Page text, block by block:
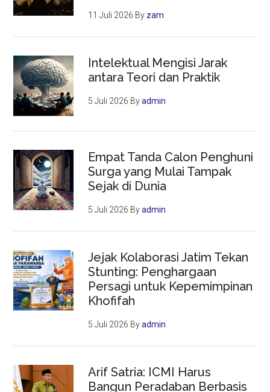
11 Juli 2026 By zam
Intelektual Mengisi Jarak
antara Teori dan Praktik
5 Juli 2026 Byadmin
Empat Tanda Calon Penghuni
Surga yang Mulai Tampak
Sejak di Dunia
5 Juli 2026 Byadmin
Jejak Kolaborasi Jatim Tekan
Stunting: Penghargaan
Persagi untuk Kepemimpinan
Khofifah
5 Juli 2026 Byadmin
Arif Satria: ICMI Harus
Bangun Peradaban Berbasis